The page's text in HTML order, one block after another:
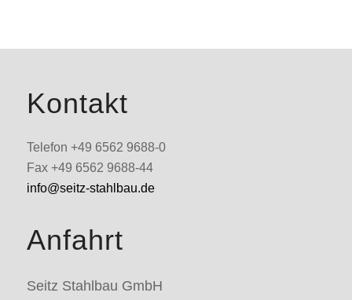
Kontakt
Telefon +49 6562 9688-0
Fax +49 6562 9688-44
info@seitz-stahlbau.de
Anfahrt
Seitz Stahlbau GmbH